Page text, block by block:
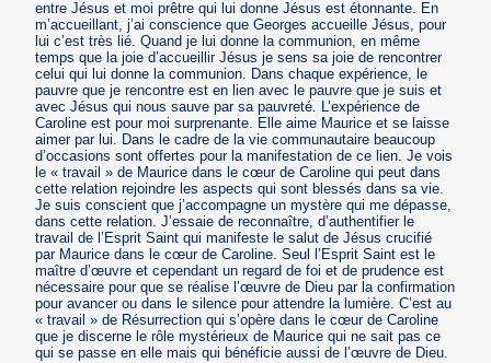
entre Jésus et moi prêtre qui lui donne Jésus est étonnante. En
m’accueillant, j’ai conscience que Georges accueille Jésus, pour
lui c’est très lié. Quand je lui donne la communion, en même
temps que la joie d’accueillir Jésus je sens sa joie de rencontrer
celui qui lui donne la communion. Dans chaque expérience, le
pauvre que je rencontre est en lien avec le pauvre que je suis et
avec Jésus qui nous sauve par sa pauvreté. L’expérience de
Caroline est pour moi surprenante. Elle aime Maurice et se laisse
aimer par lui. Dans le cadre de la vie communautaire beaucoup
d’occasions sont offertes pour la manifestation de ce lien. Je vois
le « travail » de Maurice dans le cœur de Caroline qui peut dans
cette relation rejoindre les aspects qui sont blessés dans sa vie.
Je suis conscient que j’accompagne un mystère qui me dépasse,
dans cette relation. J’essaie de reconnaître, d’authentifier le
travail de l’Esprit Saint qui manifeste le salut de Jésus crucifié
par Maurice dans le cœur de Caroline. Seul l’Esprit Saint est le
maître d’œuvre et cependant un regard de foi et de prudence est
nécessaire pour que se réalise l’œuvre de Dieu par la confirmation
pour avancer ou dans le silence pour attendre la lumière. C’est au
« travail » de Résurrection qui s’opère dans le cœur de Caroline
que je discerne le rôle mystérieux de Maurice qui ne sait pas ce
qui se passe en elle mais qui bénéficie aussi de l’œuvre de Dieu.